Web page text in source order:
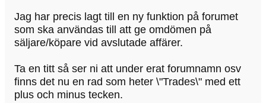
Jag har precis lagt till en ny funktion på forumet
som ska användas till att ge omdömen på
säljare/köpare vid avslutade affärer.
Ta en titt så ser ni att under erat forumnamn osv
finns det nu en rad som heter \"Trades\" med ett
plus och minus tecken.